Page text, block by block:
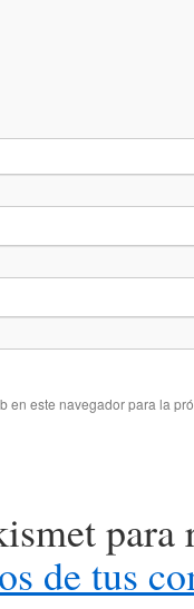
en este navegador para la
de tus